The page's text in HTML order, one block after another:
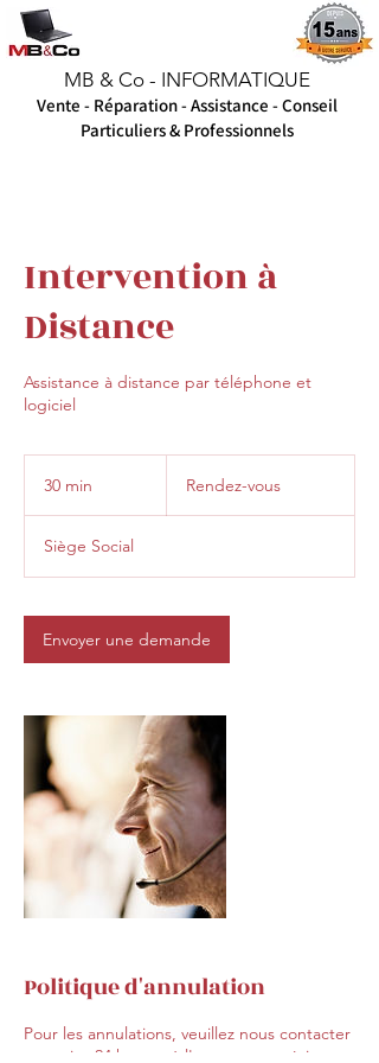
MB & Co - INFORMATIQUE
Vente - Réparation - Assistance - Conseil
Particuliers & Professionnels
Intervention à
Distance
Assistance à distance par téléphone et
logiciel
30 min
i
n
Rendez-vous
Siège Social
Envoyer une demande
Politique d'annulation
Pour les annulations, veuillez nous contacter
au moins 24 heures à l'avance pour éviter